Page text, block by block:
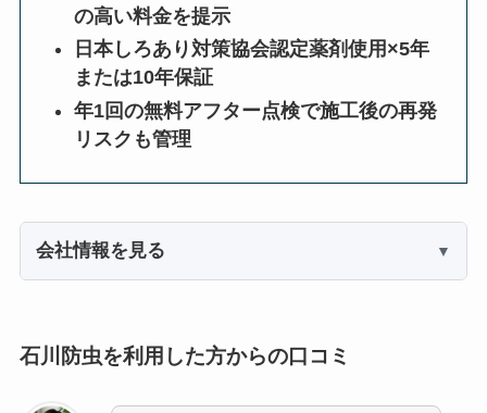
の高い料金を提示
日本しろあり対策協会認定薬剤使用×5年
または10年保証
年1回の無料アフター点検で施工後の再発
リスクも管理
会社情報を見る
石川防虫を利用した方からの口コミ